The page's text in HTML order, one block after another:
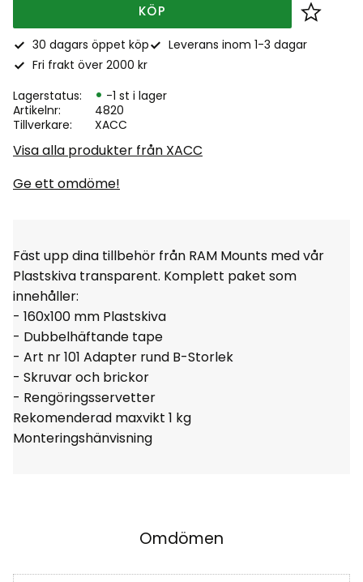
KÖP Lägg
30 dagars öppet köp
Leverans inom 1-3 dagar
Fri frakt över 2000 kr
Lagerstatus
-1 st i lager
Artikelnr
4820
Tillverkare
XACC
Visa alla produkter från XACC
Ge ett omdöme!
Fäst upp dina tillbehör från RAM Mounts med vår
Plastskiva transparent. Komplett paket som
innehåller:
- 160x100 mm Plastskiva
- Dubbelhäftande tape
- Art nr 101 Adapter rund B-Storlek
- Skruvar och brickor
- Rengöringsservetter
Rekomenderad maxvikt 1 kg
Monteringshänvisning
Omdömen